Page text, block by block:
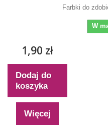
Farbki do
W
1,90 zł
Dodaj do
koszyka
Więcej